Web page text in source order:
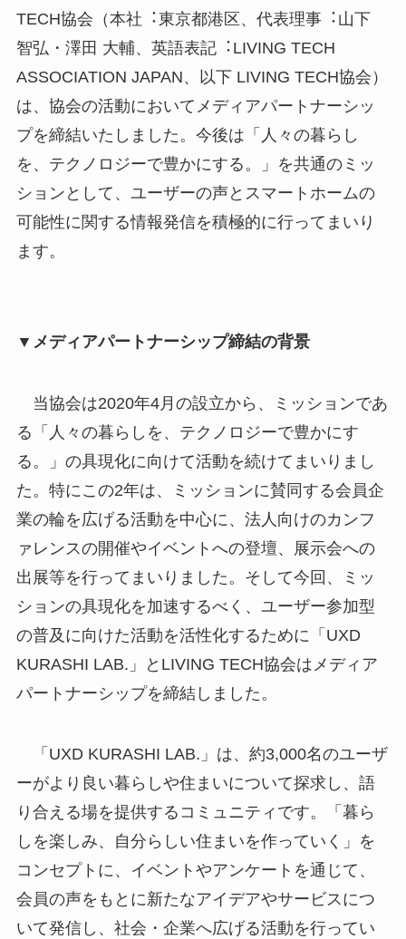
TECH協会（本社︓東京都港区、代表理事︓⼭下
智弘・澤田 大輔、英語表記︓LIVING TECH
ASSOCIATION JAPAN、以下 LIVING TECH協会）
は、協会の活動においてメディアパートナーシッ
プを締結いたしました。今後は「人々の暮らし
を、テクノロジーで豊かにする。」を共通のミッ
ションとして、ユーザーの声とスマートホームの
可能性に関する情報発信を積極的に行ってまいり
ます。
▼メディアパートナーシップ締結の背景
当協会は2020年4月の設立から、ミッションであ
る「人々の暮らしを、テクノロジーで豊かにす
る。」の具現化に向けて活動を続けてまいりまし
た。特にこの2年は、ミッションに賛同する会員企
業の輪を広げる活動を中心に、法人向けのカンフ
ァレンスの開催やイベントへの登壇、展示会への
出展等を行ってまいりました。そして今回、ミッ
ションの具現化を加速するべく、ユーザー参加型
の普及に向けた活動を活性化するために「UXD
KURASHI LAB.」とLIVING TECH協会はメディア
パートナーシップを締結しました。
「UXD KURASHI LAB.」は、約3,000名のユーザ
ーがより良い暮らしや住まいについて探求し、語
り合える場を提供するコミュニティです。「暮ら
しを楽しみ、自分らしい住まいを作っていく」を
コンセプトに、イベントやアンケートを通じて、
会員の声をもとに新たなアイデアやサービスにつ
いて発信し、社会・企業へ広げる活動を行ってい